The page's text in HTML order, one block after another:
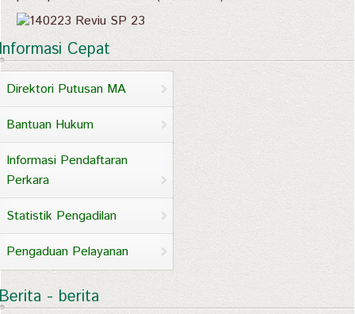
Cepat
Direktori Putusan MA
Bantuan Hukum
Informasi Pendaftaran
Perkara
Statistik Pengadilan
Pengaduan Pelayanan
- berita